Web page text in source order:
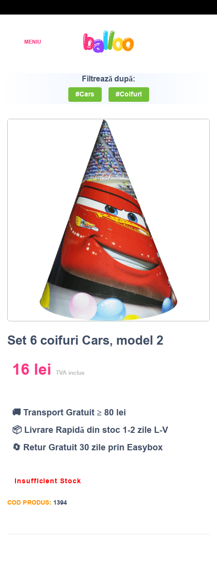
Filtrează după:
#Cars #Coifuri
Set 6 coifuri Cars, model 2
16 lei TVA inclus
🚚 Transport Gratuit ≥ 80 lei
📦 Livrare Rapidă din stoc 1-2 zile L-V
🔄 Retur Gratuit 30 zile prin Easybox
Insufficient Stock
COD PRODUS: 1394